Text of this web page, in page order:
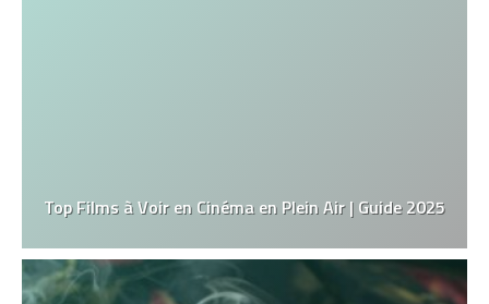
Top Films à Voir en Cinéma en Plein Air | Guide 2025